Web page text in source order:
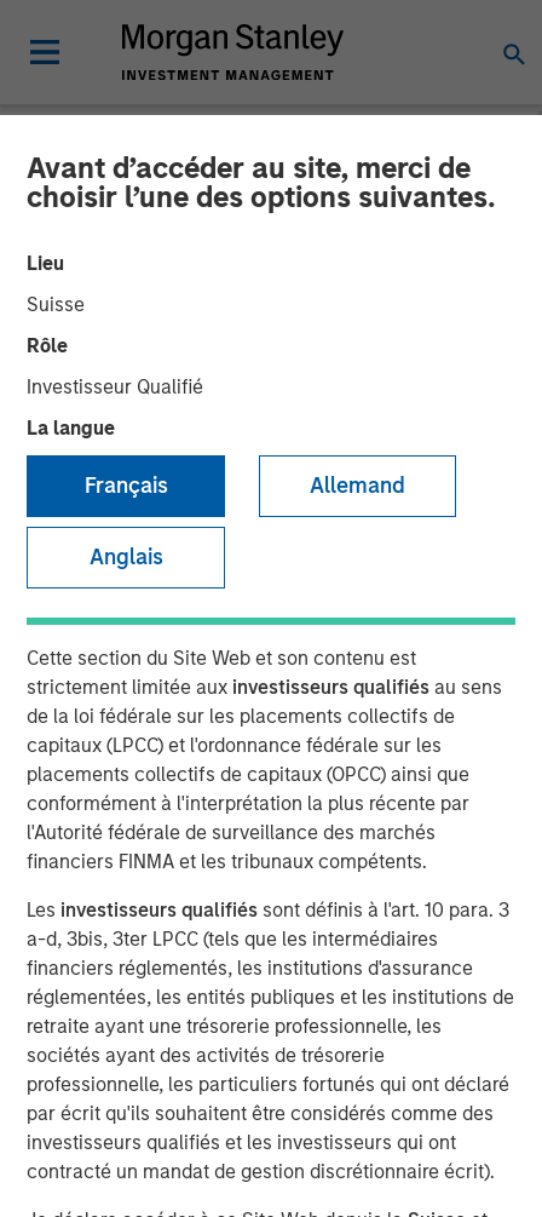
Avant d’accéder au site, merci de
choisir l’une des options suivantes.
Lieu
Suisse
Rôle
Investisseur Qualifié
La langue
Français Allemand
Anglais
Cette section du Site Web et son contenu est
strictement limitée aux investisseurs qualifiésau sens
de la loi fédérale sur les placements collectifs de
capitaux (LPCC) et l'ordonnance fédérale sur les
placements collectifs de capitaux (OPCC) ainsi que
conformément à l'interprétation la plus récente par
l'Autorité fédérale de surveillance des marchés
financiers FINMA et les tribunaux compétents.
Les investisseurs qualifiés sont définis à l'art. 10 para. 3
a-d, 3bis, 3ter LPCC (tels que les intermédiaires
financiers réglementés, les institutions d'assurance
réglementées, les entités publiques et les institutions de
retraite ayant une trésorerie professionnelle, les
sociétés ayant des activités de trésorerie
professionnelle, les particuliers fortunés qui ont déclaré
par écrit qu'ils souhaitent être considérés comme des
investisseurs qualifiés et les investisseurs qui ont
contracté un mandat de gestion discrétionnaire écrit).
PRIVATE MARKETS PERSPECTIVES INSIGHTS
Private Markets
Perspectives Q4 Webinar
Steven Turner, CFA
Michael P. Carroll
Managing Director
Play
Video
In this quarter’s webinar, our investment leaders
provided a comprehensive view of the private markets
landscape, shared strategic asset class insights—
including a health check on private credit—and delivered
an in-depth analysis of the evolving dynamics in private
equity.
Portfolio Solutions Group
The Portfolio Solutions Group is a comprehensive multi-